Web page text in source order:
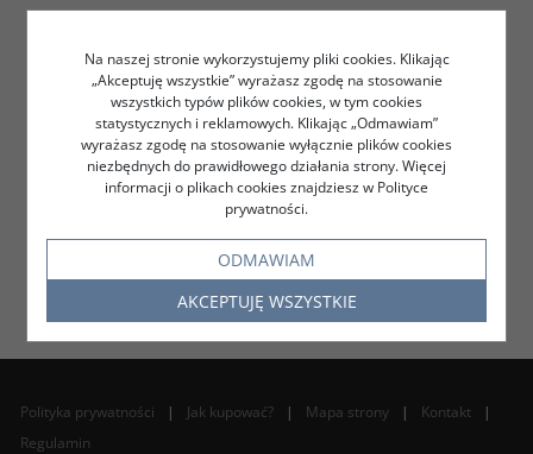
Polityka prywatności | Jak kupować? | Mapa strony | Kontakt
|
Regulamin
Na naszej stronie wykorzystujemy pliki cookies. Klikając
„Akceptuję wszystkie” wyrażasz zgodę na stosowanie
wszystkich typów plików cookies, w tym cookies
statystycznych i reklamowych. Klikając „Odmawiam”
wyrażasz zgodę na stosowanie wyłącznie plików cookies
niezbędnych do prawidłowego działania strony. Więcej
informacji o plikach cookies znajdziesz w Polityce
prywatności.
ODMAWIAM
AKCEPTUJĘ WSZYSTKIE